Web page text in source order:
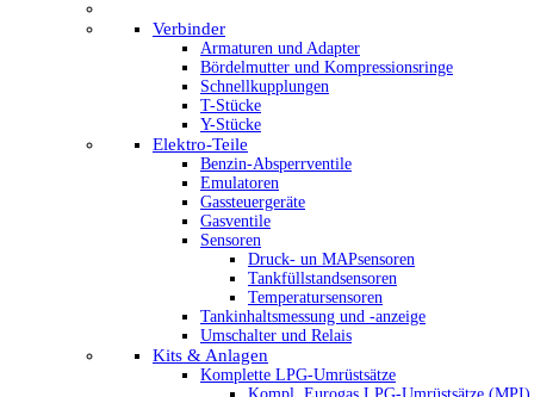
Verbinder
Armaturen und Adapter
Bördelmutter und Kompressionsringe
Schnellkupplungen
T-Stücke
Y-Stücke
Elektro-Teile
Benzin-Absperrventile
Emulatoren
Gassteuergeräte
Gasventile
Sensoren
Druck- un MAPsensoren
Tankfüllstandsensoren
Temperatursensoren
Tankinhaltsmessung und -anzeige
Umschalter und Relais
Kits & Anlagen
Komplette LPG-Umrüstsätze